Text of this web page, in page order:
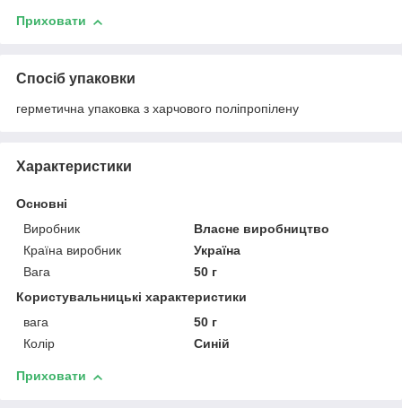
Приховати
Спосіб упаковки
герметична упаковка з харчового поліпропілену
Характеристики
Основні
Виробник
Власне виробництво
Країна виробник
Україна
Вага
50 г
Користувальницькі характеристики
вага
50 г
Колір
Синій
Приховати